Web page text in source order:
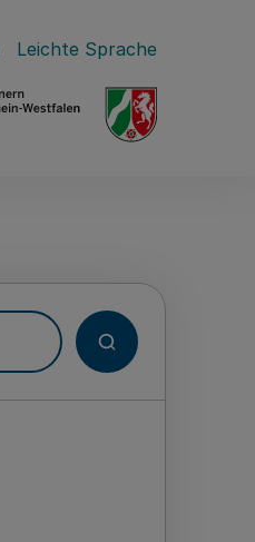
Leichte Sprache